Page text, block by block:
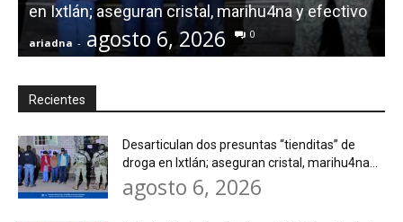
en Ixtlán; aseguran cristal, marihu4na y efectivo
ariadna - agosto 6, 2026 0
Recientes
Desarticulan dos presuntas “tienditas” de
droga en Ixtlán; aseguran cristal, marihu4na...
agosto 6, 2026